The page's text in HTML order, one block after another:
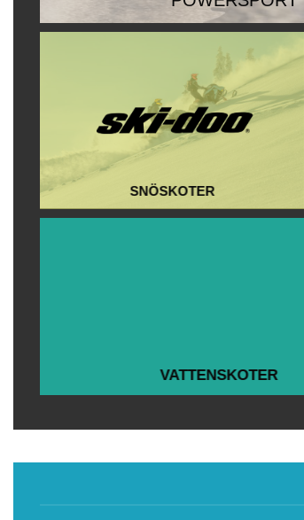
SNÖSKOTER
VATTENSKOTER